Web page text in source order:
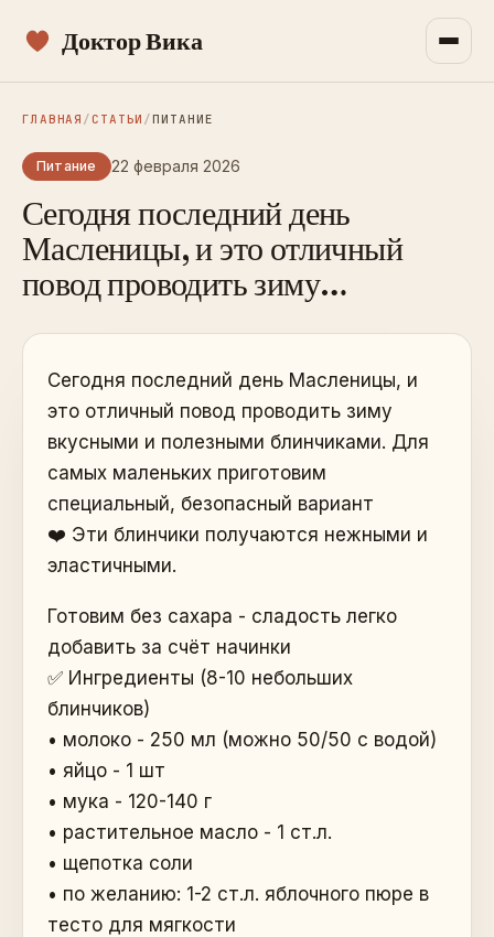
Доктор Вика
ГЛАВНАЯ /СТАТЬИ /ПИТАНИЕ
Питание 22 февраля 2026
Сегодня последний день
Масленицы, и это отличный
повод проводить зиму…
Сегодня последний день Масленицы, и
это отличный повод проводить зиму
вкусными и полезными блинчиками. Для
самых маленьких приготовим
специальный, безопасный вариант
❤️ Эти блинчики получаются нежными и
эластичными.
Готовим без сахара - сладость легко
добавить за счёт начинки
✅ Ингредиенты (8-10 небольших
блинчиков)
• молоко - 250 мл (можно 50/50 с водой)
• яйцо - 1 шт
• мука - 120-140 г
• растительное масло - 1 ст.л.
• щепотка соли
• по желанию: 1-2 ст.л. яблочного пюре в
тесто для мягкости